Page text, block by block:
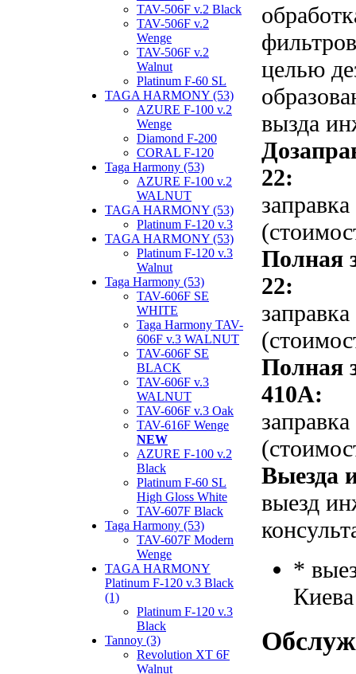
TAV-506F v.2 Black
TAV-506F v.2
Wenge
TAV-506F v.2
Walnut
Platinum F-60 SL
TAGA HARMONY (53)
AZURE F-100 v.2
Wenge
Diamond F-200
CORAL F-120
Taga Harmony (53)
AZURE F-100 v.2
WALNUT
TAGA HARMONY (53)
Platinum F-120 v.3
TAGA HARMONY (53)
Platinum F-120 v.3
Walnut
Taga Harmony (53)
TAV-606F SE
WHITE
Taga Harmony TAV-
606F v.3 WALNUT
TAV-606F SE
BLACK
TAV-606F v.3
WALNUT
TAV-606F v.3 Oak
TAV-616F Wenge
NEW
AZURE F-100 v.2
Black
Platinum F-60 SL
High Gloss White
TAV-607F Black
Taga Harmony (53)
TAV-607F Modern
Wenge
TAGA HARMONY
Platinum F-120 v.3 Black
(1)
Platinum F-120 v.3
Black
Tannoy (3)
Revolution XT 6F
Walnut
целью
вызда
22:
Полная
22:
Полная
410A:
Выезда
выезд
*